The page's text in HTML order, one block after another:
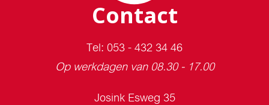
Contact
Tel: 053 - 432 34 46
Op werkdagen van 08.30 - 17.00
Josink Esweg 35